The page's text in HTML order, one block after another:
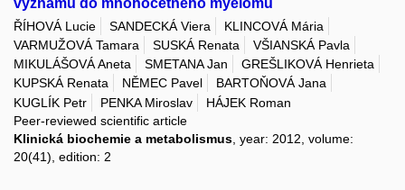
významu do mnohočetného myelomu
ŘÍHOVÁ Lucie SANDECKÁ Viera
KLINCOVÁ Mária
VARMUŽOVÁ Tamara
SUSKÁ Renata
VŠIANSKÁ Pavla
MIKULÁŠOVÁ Aneta
SMETANA Jan
GREŠLIKOVÁ Henrieta
KUPSKÁ Renata
NĚMEC Pavel
BARTOŇOVÁ Jana
KUGLÍK Petr
PENKA Miroslav
HÁJEK Roman
Peer-reviewed scientific article
Klinická biochemie a metabolismus , year: 2012, volume:
20(41), edition: 2